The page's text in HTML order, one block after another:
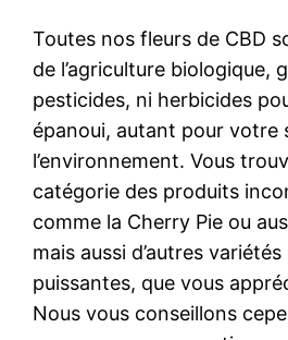
Toutes nos fleurs de CBD
de l’agriculture biologique,
pesticides, ni herbicides
épanoui, autant pour votre
l’environnement. Vous
catégorie des produits
comme la Cherry Pie ou
mais aussi d’autres
puissantes, que vous
Nous vous conseillons